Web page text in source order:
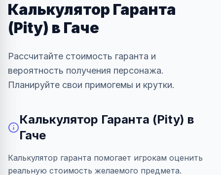
Калькулятор Гаранта
(Pity) в Гаче
Рассчитайте стоимость гаранта и
вероятность получения персонажа.
Планируйте свои примогемы и крутки.
Калькулятор Гаранта (Pity) в
Гаче
Калькулятор гаранта помогает игрокам оценить
реальную стоимость желаемого предмета.